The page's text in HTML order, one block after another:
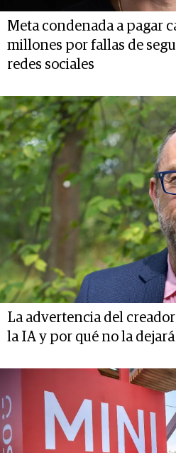
Meta condenada a pagar
millones por fallas de
redes sociales
La advertencia del
la IA y por qué no la